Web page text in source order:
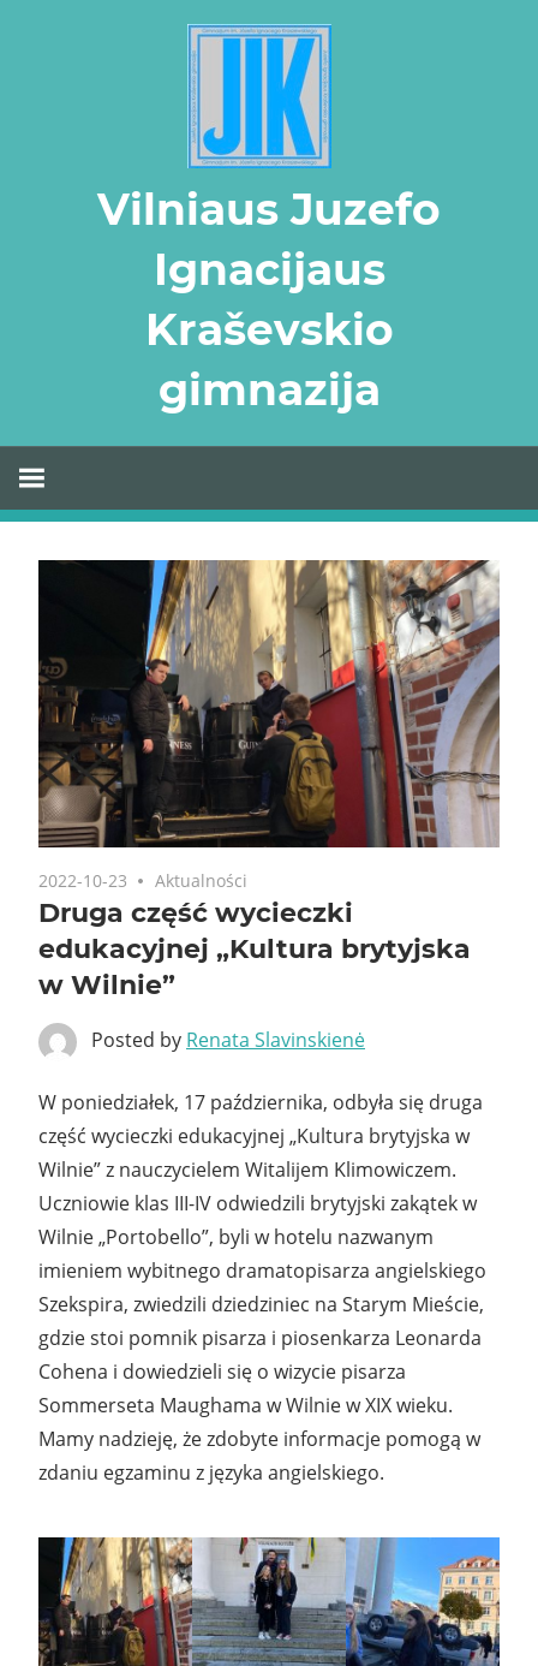
Vilniaus Juzefo
Ignacijaus
Kraševskio
gimnazija
2022-10-23 Aktualności
Druga część wycieczki
edukacyjnej „Kultura brytyjska
w Wilnie”
Posted by Renata Slavinskienė
W poniedziałek, 17 października, odbyła się druga
część wycieczki edukacyjnej „Kultura brytyjska w
Wilnie” z nauczycielem Witalijem Klimowiczem.
Uczniowie klas III-IV odwiedzili brytyjski zakątek w
Wilnie „Portobello”, byli w hotelu nazwanym
imieniem wybitnego dramatopisarza angielskiego
Szekspira, zwiedzili dziedziniec na Starym Mieście,
gdzie stoi pomnik pisarza i piosenkarza Leonarda
Cohena i dowiedzieli się o wizycie pisarza
Sommerseta Maughama w Wilnie w XIX wieku.
Mamy nadzieję, że zdobyte informacje pomogą w
zdaniu egzaminu z języka angielskiego.